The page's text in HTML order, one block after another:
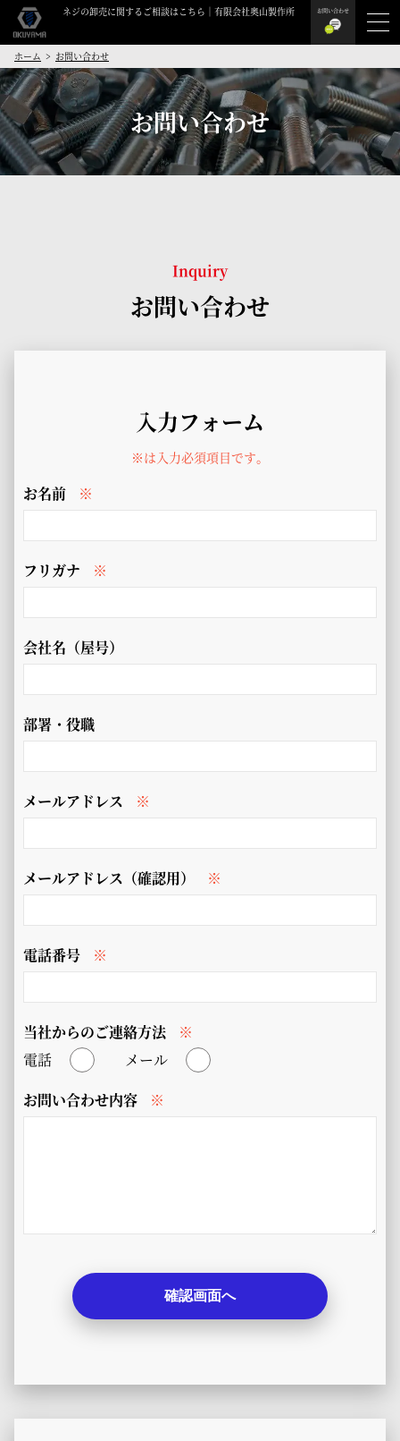
ネジの卸売に関するご相談はこちら｜有限会社奥山製作所 お問い合わせ
ホーム お問い合わせ
お問い合わせ
Inquiry
お問い合わせ
入力フォーム
※は入力必須項目です。
お名前 ※
フリガナ ※
会社名（屋号）
部署・役職
メールアドレス ※
メールアドレス（確認用） ※
電話番号 ※
当社からのご連絡方法
※
電話
メール
お問い合わせ内容
※